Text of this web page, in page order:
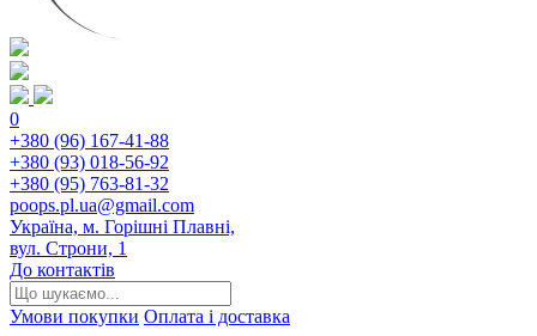
0
+380 (96) 167-41-88
+380 (93) 018-56-92
+380 (95) 763-81-32
poops.pl.ua@gmail.com
Україна, м. Горішні Плавні,
вул. Строни, 1
До контактів
Умови покупки Оплата і доставка